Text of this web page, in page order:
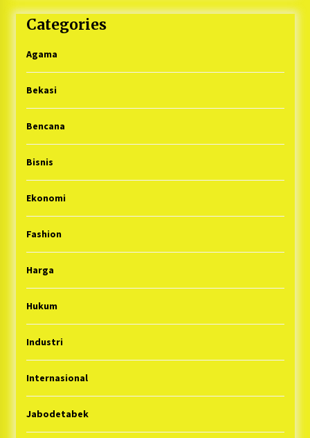
Categories
Agama
Bekasi
Bencana
Bisnis
Ekonomi
Fashion
Harga
Hukum
Industri
Internasional
Jabodetabek